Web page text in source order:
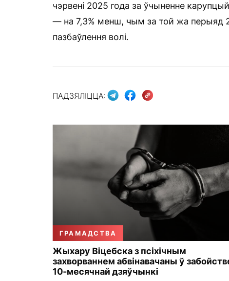
чэрвені 2025 года за ўчыненне
— на 7,3% менш, чым за той жа перыяд
пазбаўлення волі.
ПАДЗЯЛІЦЦА:
ГРАМАДСТВА
Жыхару Віцебска з псіхічным
захворваннем абвінавачаны ў
10-месячнай дзяўчынкі